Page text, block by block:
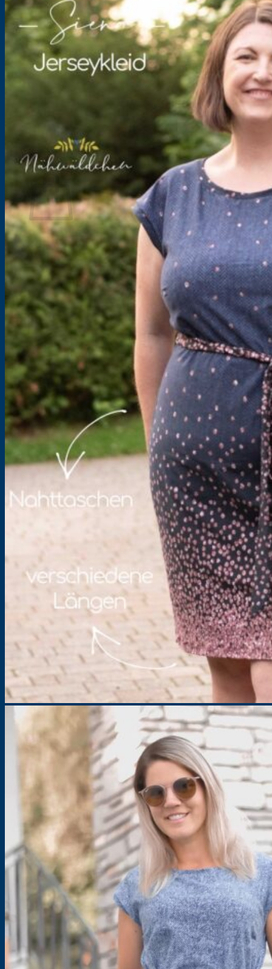
Händlerinformationen
SewAlong
Kooperationen
Über uns
Blog
Lookbooks
Freebooks
FAQ’s
Warenkorb
Es befinden sich keine Produkte im Warenkorb.
Zurück zum Shop